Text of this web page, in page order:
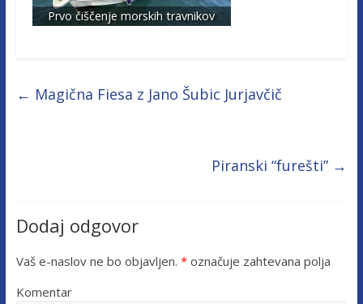
Prvo čiščenje morskih travnikov
← Magična Fiesa z Jano Šubic Jurjavčič
Piranski “furešti” →
Dodaj odgovor
Vaš e-naslov ne bo objavljen. *označuje zahtevana polja
Komentar